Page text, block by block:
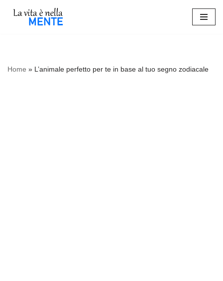
Home » L’animale perfetto per te in base al tuo segno zodiacale